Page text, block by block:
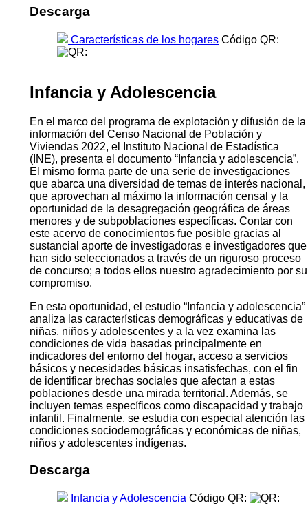
Descarga
Características de los hogares Código QR:
Infancia y Adolescencia
En el marco del programa de explotación y difusión de la
información del Censo Nacional de Población y
Viviendas 2022, el Instituto Nacional de Estadística
(INE), presenta el documento “Infancia y adolescencia”.
El mismo forma parte de una serie de investigaciones
que abarca una diversidad de temas de interés nacional,
que aprovechan al máximo la información censal y la
oportunidad de la desagregación geográfica de áreas
menores y de subpoblaciones específicas. Contar con
este acervo de conocimientos fue posible gracias al
sustancial aporte de investigadoras e investigadores que
han sido seleccionados a través de un riguroso proceso
de concurso; a todos ellos nuestro agradecimiento por su
compromiso.
En esta oportunidad, el estudio “Infancia y adolescencia”
analiza las características demográficas y educativas de
niñas, niños y adolescentes y a la vez examina las
condiciones de vida basadas principalmente en
indicadores del entorno del hogar, acceso a servicios
básicos y necesidades básicas insatisfechas, con el fin
de identificar brechas sociales que afectan a estas
poblaciones desde una mirada territorial. Además, se
incluyen temas específicos como discapacidad y trabajo
infantil. Finalmente, se estudia con especial atención las
condiciones sociodemográficas y económicas de niñas,
niños y adolescentes indígenas.
Descarga
Infancia y Adolescencia Código QR: